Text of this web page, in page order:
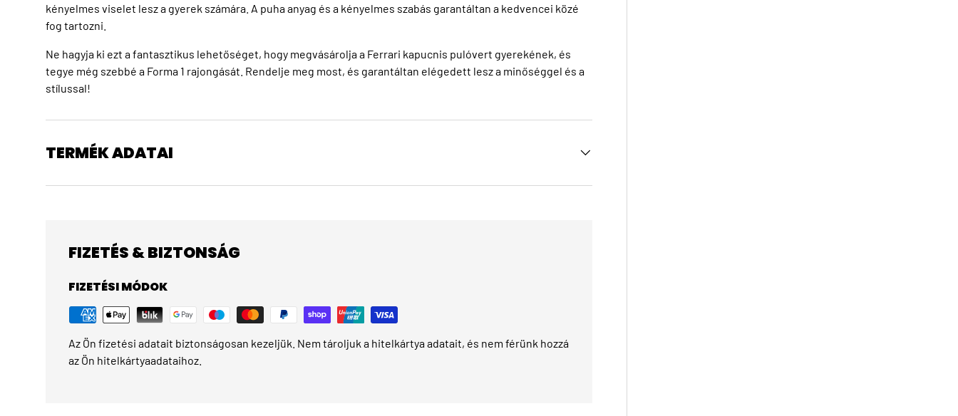
kényelmes viselet lesz a gyerek számára. A puha anyag és a kényelmes szabás garantáltan a kedvencei közé
fog tartozni.
Ne hagyja ki ezt a fantasztikus lehetőséget, hogy megvásárolja a Ferrari kapucnis pulóvert gyerekének, és
tegye még szebbé a Forma 1 rajongását. Rendelje meg most, és garantáltan elégedett lesz a minőséggel és a
stílussal!
TERMÉK ADATAI
FIZETÉS & BIZTONSÁG
FIZETÉSI MÓDOK
Az Ön fizetési adatait biztonságosan kezeljük. Nem tároljuk a hitelkártya adatait, és nem férünk hozzá
az Ön hitelkártyaadataihoz.